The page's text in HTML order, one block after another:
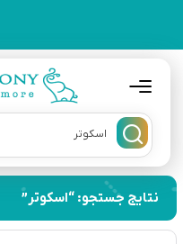
نتایج جستجو: “اسکوتر”